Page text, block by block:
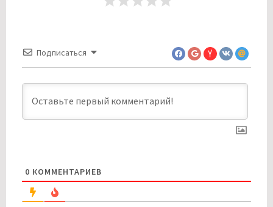
Подписаться
0 КОММЕНТАРИЕВ